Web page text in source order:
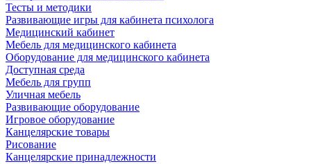
Тесты и методики
Развивающие игры для кабинета психолога
Медицинский кабинет
Мебель для медицинского кабинета
Оборудование для медицинского кабинета
Доступная среда
Мебель для групп
Уличная мебель
Развивающие оборудование
Игровое оборудование
Канцелярские товары
Рисование
Канцелярские принадлежности